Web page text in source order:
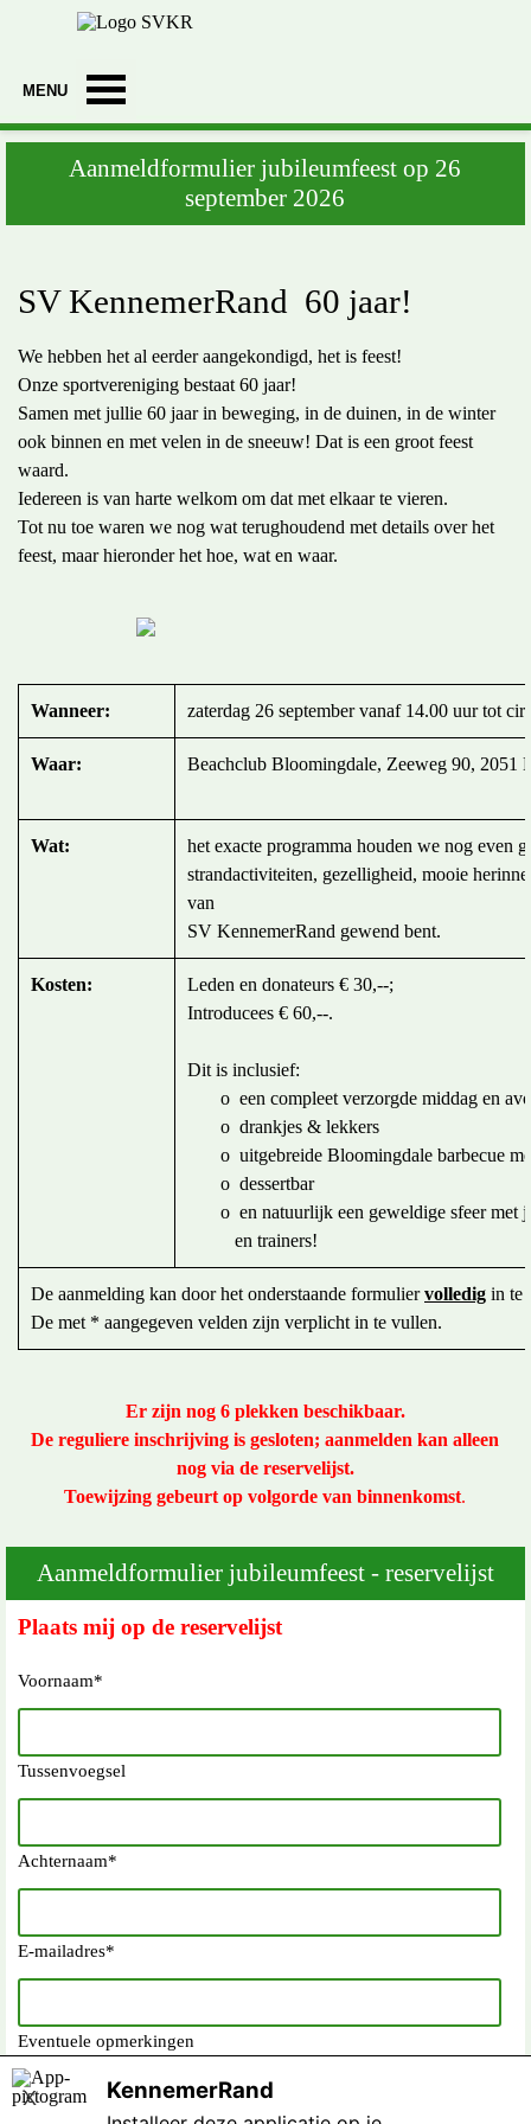
Ga naar de inhoud
Aanmeldformulier jubileumfeest op 26
september 2026
SV KennemerRand 60 jaar!
We hebben het al eerder aangekondigd, het is feest!
Onze sportvereniging bestaat 60 jaar!
Samen met jullie 60 jaar in beweging, in de duinen, in de winter
ook binnen en met velen in de sneeuw! Dat is een groot feest
waard.
Iedereen is van harte welkom om dat met elkaar te vieren.
Tot nu toe waren we nog wat terughoudend met details over het
feest, maar hieronder het hoe, wat en waar.
Wanneer: zaterdag 26 september vanaf 14.00 uur tot
Waar: Beachclub Bloomingdale, Zeeweg 90, 2051
Wat:
het exacte programma houden we nog even
strandactiviteiten, gezelligheid, mooie
van
SV KennemerRand gewend bent.
Kosten:
Leden en donateurs € 30,--;
Introducees € 60,--.
Dit is inclusief:
o een compleet verzorgde middag en
o drankjes & lekkers
o uitgebreide Bloomingdale barbecue
o dessertbar
o en natuurlijk een geweldige sfeer met
en trainers!
De aanmelding kan door het onderstaande formulier volledig in te
De met * aangegeven velden zijn verplicht in te vullen.
Er zijn nog 6 plekken beschikbaar.
De reguliere inschrijving is gesloten; aanmelden kan alleen
nog via de reservelijst.
Toewijzing gebeurtop volgorde van binnenkomst.
Aanmeldformulier jubileumfeest - reservelijst
Plaats mij op de reservelijst
Voornaam*
Tussenvoegsel
Achternaam*
E-mailadres*
Eventuele opmerkingen
KennemerRand
X